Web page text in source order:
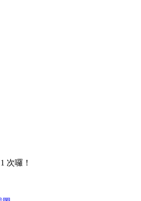
1 次囉！